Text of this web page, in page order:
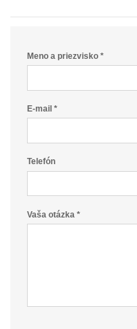
Meno a priezvisko *
E-mail *
Telefón
Vaša otázka *